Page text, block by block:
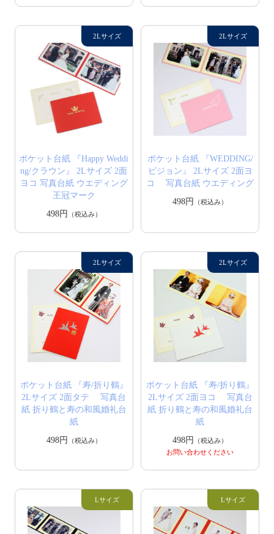
ポケット台紙 『Happy Weddi
ng/クラウン』 2Lサイズ 2面
ヨコ 写真台紙 ウエディング
王冠マーク
498円
（税込み）
ポケット台紙 『WEDDING/
ピジョン』 2Lサイズ 2面ヨ
コ 写真台紙 ウエディング
498円
（税込み）
ポケット台紙 『寿/折り鶴』
2Lサイズ 2面タテ 写真台
紙 折り鶴と寿の和風婚礼台
紙
498円
（税込み）
ポケット台紙 『寿/折り鶴』
2Lサイズ 2面ヨコ 写真台
紙 折り鶴と寿の和風婚礼台
紙
498円
（税込み）
お問い合わせください